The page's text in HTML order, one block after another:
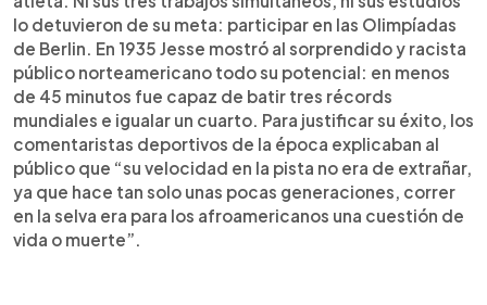
lo detuvieron de su meta: participar en las Olimpíadas
de Berlin. En 1935 Jesse mostró al sorprendido y racista
público norteamericano todo su potencial: en menos
de 45 minutos fue capaz de batir tres récords
mundiales e igualar un cuarto. Para justificar su éxito, los
comentaristas deportivos de la época explicaban al
público que “su velocidad en la pista no era de extrañar,
ya que hace tan solo unas pocas generaciones, correr
en la selva era para los afroamericanos una cuestión de
vida o muerte”.